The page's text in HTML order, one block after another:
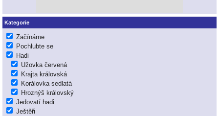
Kategorie
Začínáme
Pochlubte se
Hadi
Užovka červená
Krajta královská
Korálovka sedlatá
Hroznýš královský
Jedovatí hadi
Ještěři